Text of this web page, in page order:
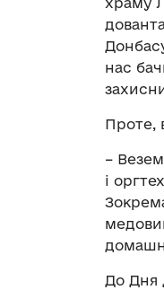
нас
Проте,
–
і
До Дня